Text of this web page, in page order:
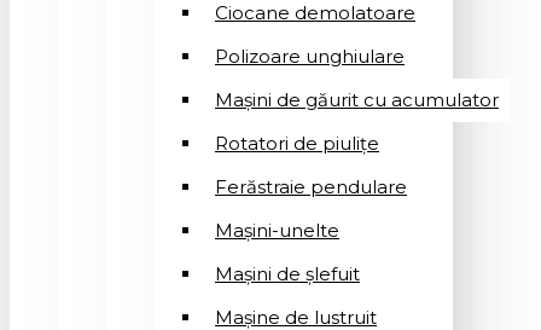
Ciocane demolatoare
Polizoare unghiulare
Mașini de găurit cu acumulator
Rotatori de piuliţe
Ferăstraie pendulare
Mașini-unelte
Mașini de șlefuit
Mașinе de lustruit